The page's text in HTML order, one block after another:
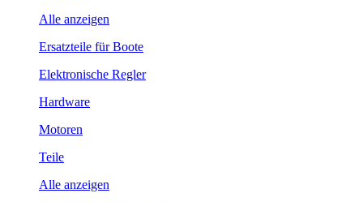
Alle anzeigen
Ersatzteile für Boote
Elektronische Regler
Hardware
Motoren
Teile
Alle anzeigen